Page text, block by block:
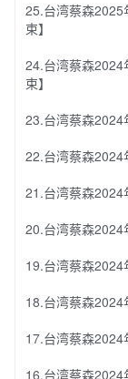
25.台湾蔡森2025
束】
24.台湾蔡森2024
束】
23.台湾蔡森2024
22.台湾蔡森2024
21.台湾蔡森2024
20.台湾蔡森2024
19.台湾蔡森
18.台湾蔡森
17.台湾蔡森
16.台湾蔡森